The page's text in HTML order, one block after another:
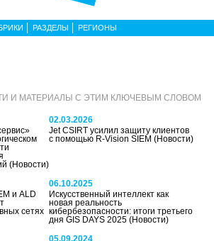
РАЗДЕЛЫ РЕГИОНЫ
И МАТЕРИАЛЫ С ЭТИМ КЛЮЧЕВЫМ СЛОВОМ
(Новости)
02.03.2026
Jet CSIRT усилил защиту клиентов
с помощью R-Vision SIEM(Новости)
и ALD
сетях
06.10.2025
Искусственный интеллект как
новая реальность
кибербезопасности: итоги третьего
дня GIS DAYS 2025(Новости)
05.09.2024